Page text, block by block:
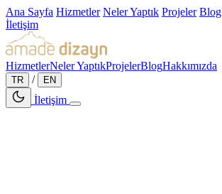
Ana Sayfa Hizmetler Neler Yaptık Projeler Blog
İletişim
HizmetlerNeler YaptıkProjelerBlogHakkımızda
TR / EN
İletişim